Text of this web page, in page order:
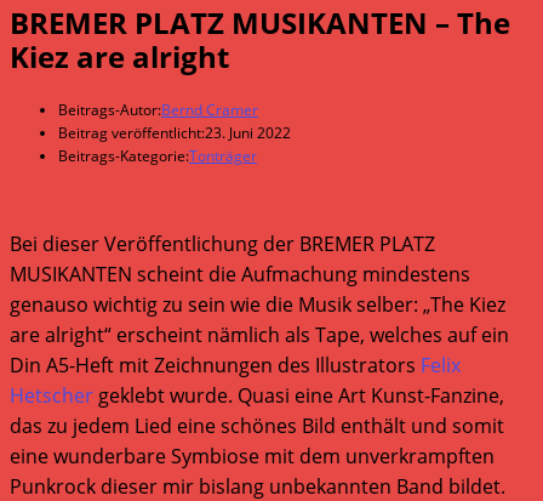
BREMER PLATZ MUSIKANTEN – The
Kiez are alright
Beitrags-Autor:Bernd Cramer
Beitrag veröffentlicht:23. Juni 2022
Beitrags-Kategorie:Tonträger
Bei dieser Veröffentlichung der BREMER PLATZ
MUSIKANTEN scheint die Aufmachung mindestens
genauso wichtig zu sein wie die Musik selber: „The Kiez
are alright“ erscheint nämlich als Tape, welches auf ein
Din A5-Heft mit Zeichnungen des Illustrators Felix
Hetscher geklebt wurde. Quasi eine Art Kunst-Fanzine,
das zu jedem Lied eine schönes Bild enthält und somit
eine wunderbare Symbiose mit dem unverkrampften
Punkrock dieser mir bislang unbekannten Band bildet.